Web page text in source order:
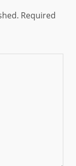
Required